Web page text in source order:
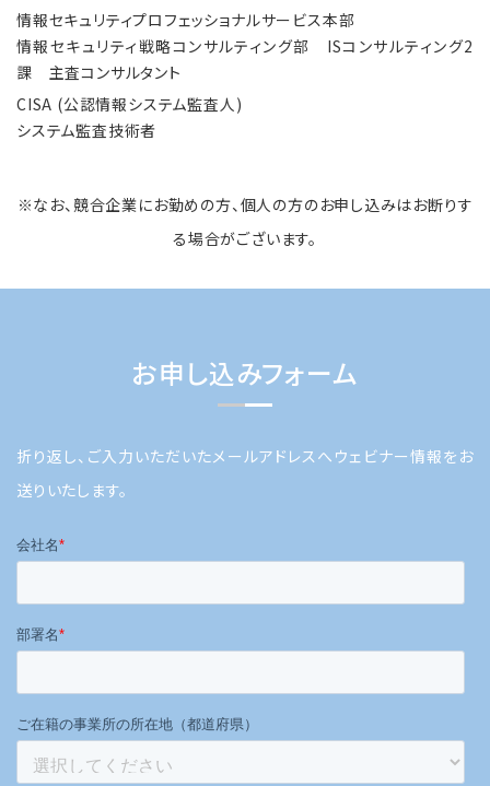
情報セキュリティプロフェッショナルサービス本部
情報セキュリティ戦略コンサルティング部 ISコンサルティング2
課 主査コンサルタント
CISA (公認情報システム監査人)
システム監査技術者
※なお、競合企業にお勤めの方、個人の方のお申し込みはお断りす
る場合がございます。
お申し込みフォーム
折り返し、ご入力いただいたメールアドレスへウェビナー情報をお
送りいたします。